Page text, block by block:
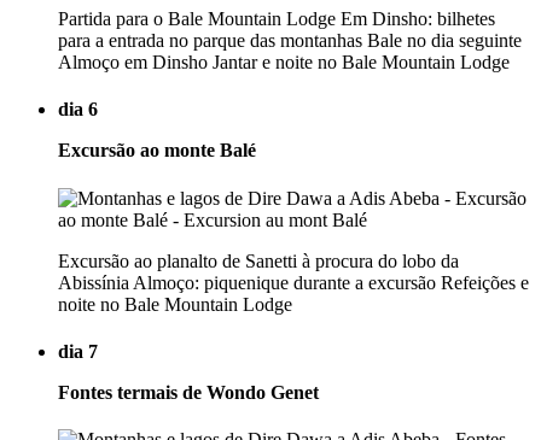
Partida para o Bale Mountain Lodge Em Dinsho: bilhetes
para a entrada no parque das montanhas Bale no dia seguinte
Almoço em Dinsho Jantar e noite no Bale Mountain Lodge
dia 6
Excursão ao monte Balé
Excursão ao planalto de Sanetti à procura do lobo da
Abissínia Almoço: piquenique durante a excursão Refeições e
noite no Bale Mountain Lodge
dia 7
Fontes termais de Wondo Genet